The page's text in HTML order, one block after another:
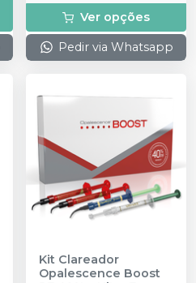
Ver opções
Pedir via Whatsapp
Kit Clareador
Opalescence Boost